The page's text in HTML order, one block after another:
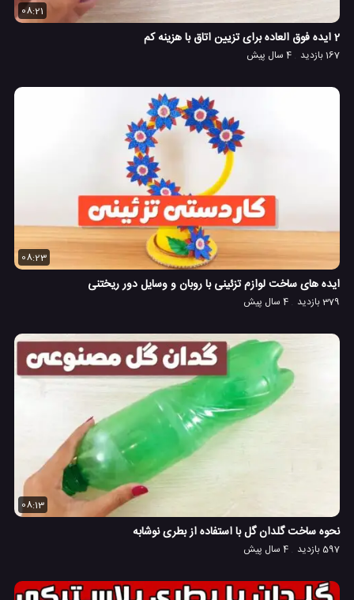
08:21
2 ایده فوق العاده برای تزیین اتاق با هزینه کم
167 بازدید 4 سال پیش
08:23
ایده های ساخت لوازم تزئینی با روبان و وسایل دور ریختنی
379 بازدید 4 سال پیش
08:13
نحوه ساخت گلدان گل با استفاده از بطری نوشابه
597 بازدید 4 سال پیش